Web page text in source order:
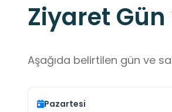
Ziyaret
Aşağıda belirtilen gün ve
Pazartesi